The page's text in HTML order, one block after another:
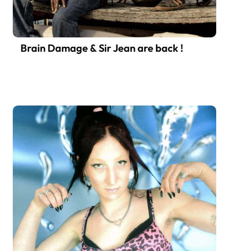
Brain Damage & Sir Jean are back !